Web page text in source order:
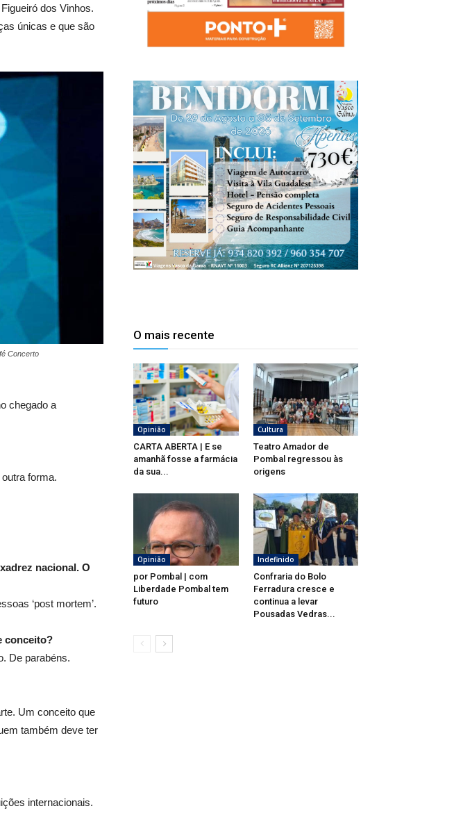
dos Vinhos.
únicas e que são
Concerto
chegado a
forma.
nacional. O
‘post mortem’.
conceito?
De parabéns.
Um conceito que
também deve ter
internacionais.
O mais recente
Opinião
CARTA ABERTA | E se
amanhã fosse a farmácia
da sua...
Cultura
Teatro Amador de
Pombal regressou às
origens
Opinião
por Pombal | com
Liberdade Pombal tem
futuro
Indefinido
Confraria do Bolo
Ferradura cresce e
continua a levar
Pousadas Vedras...